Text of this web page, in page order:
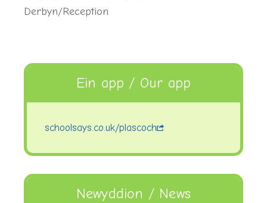
Derbyn/Reception
Ein app / Our app
schoolsays.co.uk/plascoch
Newyddion / News